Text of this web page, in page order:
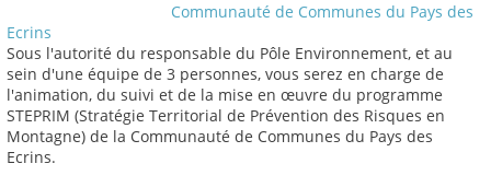
Communauté de Communes du Pays des
Ecrins
Sous l'autorité du responsable du Pôle Environnement, et au
sein d'une équipe de 3 personnes, vous serez en charge de
l'animation, du suivi et de la mise en œuvre du programme
STEPRIM (Stratégie Territorial de Prévention des Risques en
Montagne) de la Communauté de Communes du Pays des
Ecrins.